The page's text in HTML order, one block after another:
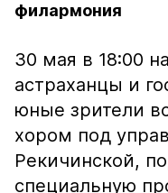
филармония
30 мая в 18:00
астраханцы и
юные зрители
хором под
Рекичинской,
специальную